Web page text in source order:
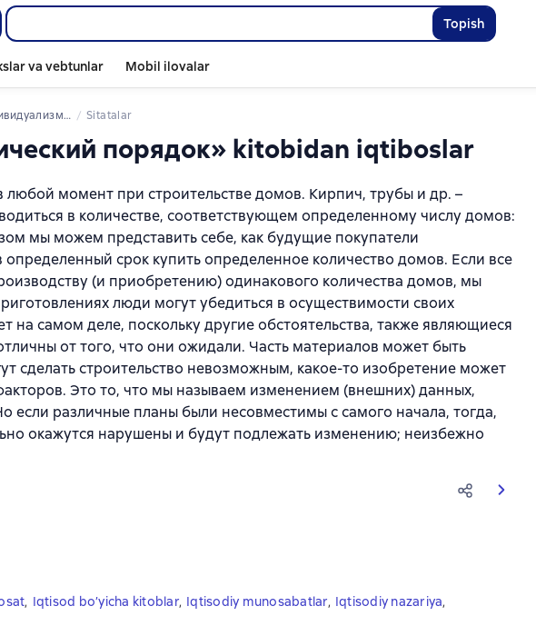
Topish
va vebtunlar Mobil ilovalar
и экономический порядок Sitatalar
порядок» kitobidan iqtiboslar
момент при строительстве домов. Кирпич, трубы и др. –
в количестве, соответствующем определенному числу домов:
мы можем представить себе, как будущие покупатели
срок купить определенное количество домов. Если все
(и приобретению) одинакового количества домов, мы
люди могут убедиться в осуществимости своих
на самом деле, поскольку другие обстоятельства, также являющиеся
от того, что они ожидали. Часть материалов может быть
сделать строительство невозможным, какое-то изобретение может
Это то, что мы называем изменением (внешних) данных,
различные планы были несовместимы с самого начала, тогда,
окажутся нарушены и будут подлежать изменению; неизбежно
, Iqtisod bo’yicha kitoblar, Iqtisodiy munosabatlar, Iqtisodiy nazariya,